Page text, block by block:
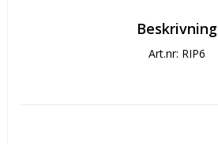
Beskrivning
Art.nr: RIP6